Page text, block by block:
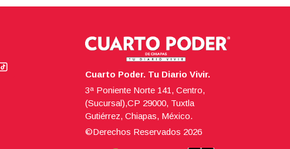
Cuarto Poder. Tu Diario Vivir.
3ª Poniente Norte 141, Centro,
(Sucursal),CP 29000, Tuxtla
Gutiérrez, Chiapas, México.
©Derechos Reservados 2026